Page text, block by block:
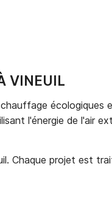
VINEUIL
écologiques
l'énergie de l'air
Chaque projet est